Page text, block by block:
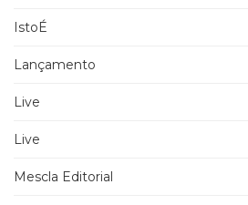
IstoÉ
Lançamento
Live
Live
Mescla Editorial